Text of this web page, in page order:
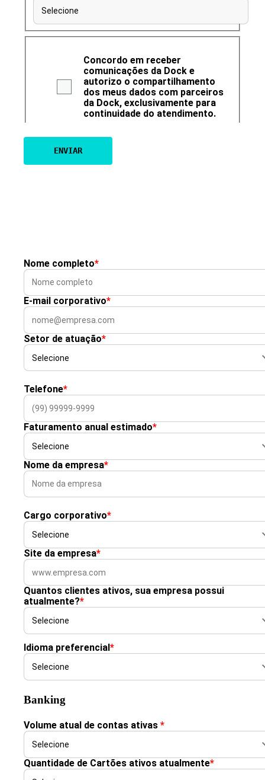
Selecione
Concordo em receber
comunicações da Dock e
autorizo o compartilhamento
dos meus dados com parceiros
da Dock, exclusivamente para
continuidade do atendimento.
Nome completo*
E-mail corporativo*
Setor de atuação*
Telefone*
Faturamento anual estimado*
Nome da empresa*
Cargo corporativo*
Site da empresa*
Quantos clientes ativos, sua empresa possui
atualmente?*
Idioma preferencial*
Banking
Volume atual de contas ativas *
Quantidade de Cartões ativos atualmente*